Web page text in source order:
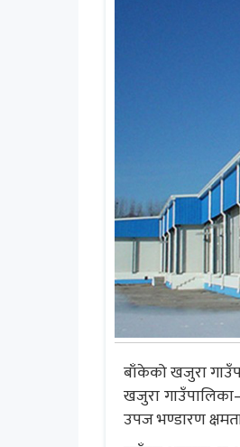
बाँकेको खजुरा
खजुरा
उपज भण्डारण